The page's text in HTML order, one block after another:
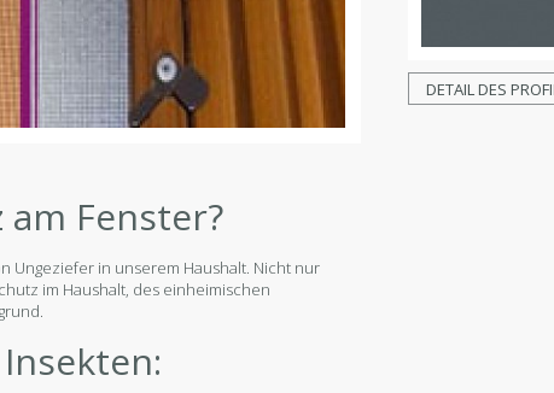
Fenster?
Ungeziefer in unserem Haushalt. Nicht nur
im Haushalt, des einheimischen
DETAIL DES